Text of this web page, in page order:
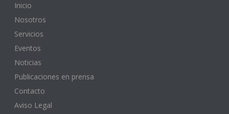
Inicio
Nosotros
Servicios
Eventos
Noticias
Publicaciones en prensa
Contacto
Aviso Legal